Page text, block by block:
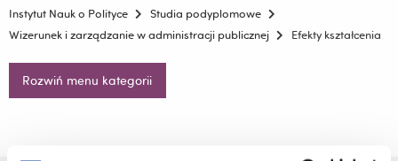
Instytut Nauk o Polityce
Studia podyplomowe
Wizerunek i zarządzanie w administracji publicznej
Efekty kształcenia
Rozwiń menu kategorii